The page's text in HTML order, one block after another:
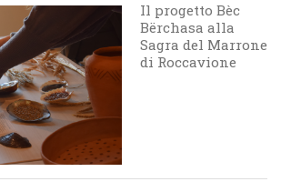
Il progetto Bèc
Bërchasa alla
Sagra del Marrone
di Roccavione